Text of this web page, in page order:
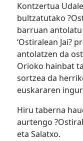
Kontzertua
bultzatutako
barruan
‘Ostiralean Jai?
antolatzen da
Orioko hainbat
sortzea da
euskararen
Hiru taberna
aurtengo
eta Salatxo.